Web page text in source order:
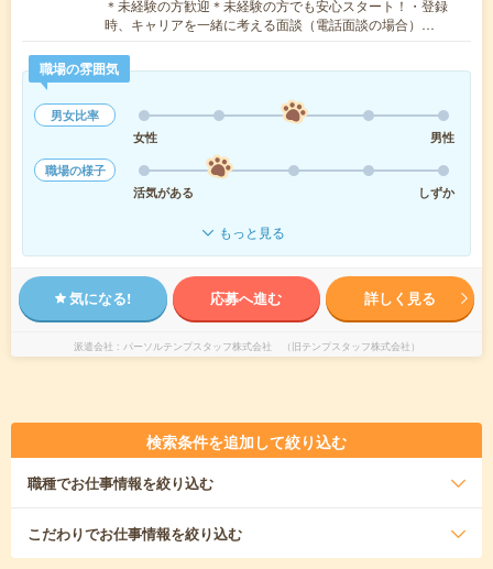
＊未経験の方歓迎＊未経験の方でも安心スタート！・登録
時、キャリアを一緒に考える面談（電話面談の場合）…
職場の雰囲気
男女比率
女性
男性
職場の様子
活気がある
しずか
もっと見る
気になる! 応募へ進む 詳しく見る
派遣会社 パーソルテンプスタッフ株式会社 （旧テンプスタッフ株式会社）
検索条件を追加して絞り込む
職種でお仕事情報を絞り込む
こだわりでお仕事情報を絞り込む